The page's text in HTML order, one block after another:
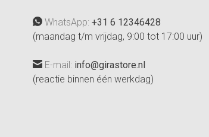
WhatsApp: +31 6 12346428
(maandag t/m vrijdag, 9:00 tot 17:00 uur)
E-mail: info@girastore.nl
(reactie binnen één werkdag)